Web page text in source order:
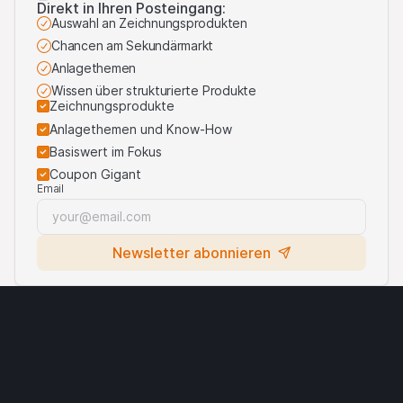
Direkt in Ihren Posteingang:
Auswahl an Zeichnungsprodukten
Chancen am Sekundärmarkt
Anlagethemen
Wissen über strukturierte Produkte
Zeichnungsprodukte
Anlagethemen und Know-How
Basiswert im Fokus
Coupon Gigant
Email
Newsletter abonnieren
von Logos Dritter.